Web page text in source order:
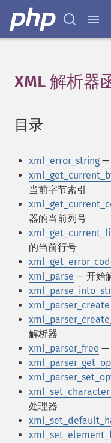
XML 解析器
目录
xml_error_string —
当前字节索引
器的当前列号
的当前行号
xml_parse — 开始
xml_parser_create
解析器
xml_parser_free —
处理器